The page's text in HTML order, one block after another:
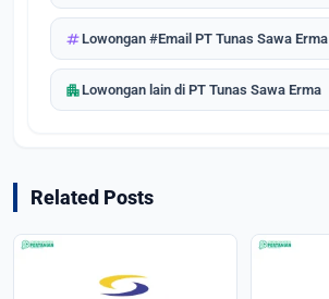
tagLowongan #Email PT Tunas Sawa Erma
apartmentLowongan lain di PT Tunas Sawa Erma
Related Posts